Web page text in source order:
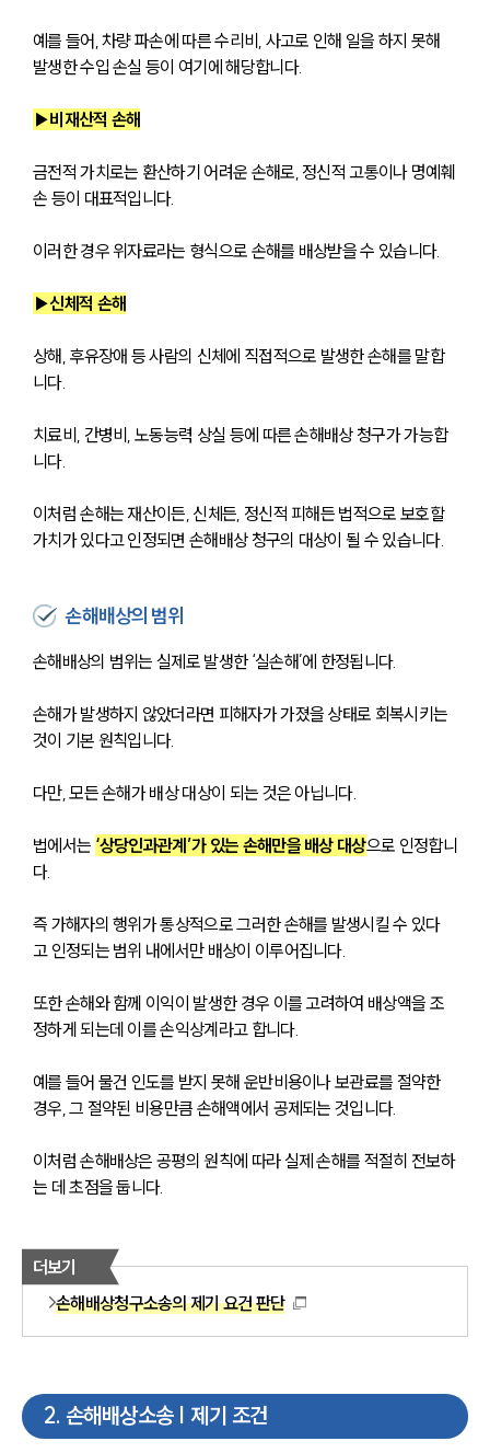
예를 들어, 차량 파손에 따른 수리비, 사고로 인해 일을 하지 못해
발생한 수입 손실 등이 여기에 해당합니다.
▶비재산적 손해
금전적 가치로는 환산하기 어려운 손해로, 정신적 고통이나 명예훼
손 등이 대표적입니다.
이러한 경우 위자료라는 형식으로 손해를 배상받을 수 있습니다.
▶신체적 손해
상해, 후유장애 등 사람의 신체에 직접적으로 발생한 손해를 말합
니다.
치료비, 간병비, 노동능력 상실 등에 따른 손해배상 청구가 가능합
니다.
이처럼 손해는 재산이든, 신체든, 정신적 피해든 법적으로 보호할
가치가 있다고 인정되면 손해배상 청구의 대상이 될 수 있습니다.
손해배상의 범위
손해배상의 범위는 실제로 발생한 ‘실손해’에 한정됩니다.
손해가 발생하지 않았더라면 피해자가 가졌을 상태로 회복시키는
것이 기본 원칙입니다.
다만, 모든 손해가 배상 대상이 되는 것은 아닙니다.
법에서는 ‘상당인과관계’가 있는 손해만을 배상 대상으로 인정합니
다.
즉 가해자의 행위가 통상적으로 그러한 손해를 발생시킬 수 있다
고 인정되는 범위 내에서만 배상이 이루어집니다.
또한 손해와 함께 이익이 발생한 경우 이를 고려하여 배상액을 조
정하게 되는데 이를 손익상계라고 합니다.
예를 들어 물건 인도를 받지 못해 운반비용이나 보관료를 절약한
경우, 그 절약된 비용만큼 손해액에서 공제되는 것입니다.
이처럼 손해배상은 공평의 원칙에 따라 실제 손해를 적절히 전보하
는 데 초점을 둡니다.
더보기
손해배상청구소송의 제기 요건 판단
2. 손해배상소송 | 제기 조건